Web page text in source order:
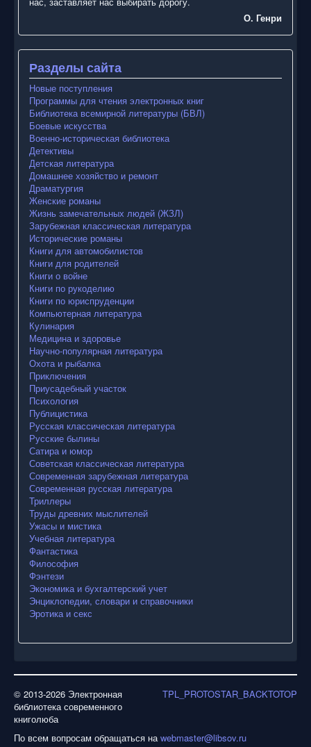
О. Генри
Разделы сайта
Новые поступления
Программы для чтения электронных книг
Библиотека всемирной литературы (БВЛ)
Боевые искусства
Военно-историческая библиотека
Детективы
Детская литература
Домашнее хозяйство и ремонт
Драматургия
Женские романы
Жизнь замечательных людей (ЖЗЛ)
Зарубежная классическая литература
Исторические романы
Книги для автомобилистов
Книги для родителей
Книги о войне
Книги по рукоделию
Книги по юриспруденции
Компьютерная литература
Кулинария
Медицина и здоровье
Научно-популярная литература
Охота и рыбалка
Приключения
Приусадебный участок
Психология
Публицистика
Русская классическая литература
Русские былины
Сатира и юмор
Советская классическая литература
Современная зарубежная литература
Современная русская литература
Триллеры
Труды древних мыслителей
Ужасы и мистика
Учебная литература
Фантастика
Философия
Фэнтези
Экономика и бухгалтерский учет
Энциклопедии, словари и справочники
Эротика и секс
TPL_PROTOSTAR_BACKTOTOP
© 2013-2026 Электронная
библиотека современного
книголюба
По всем вопросам обращаться наwebmaster@libsov.ru